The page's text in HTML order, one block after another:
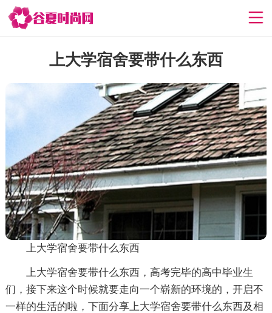
上大学宿舍要带什么东西
上大学宿舍要带什么东西
上大学宿舍要带什么东西，高考完毕的高中毕业生
们，接下来这个时候就要走向一个崭新的环境的，开启不
一样的生活的啦，下面分享上大学宿舍要带什么东西及相